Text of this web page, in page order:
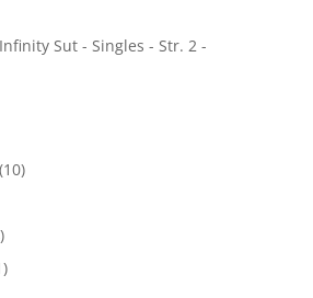
Sut - Singles - Str. 2 -
(10)